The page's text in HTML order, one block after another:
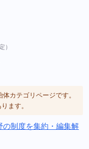
）
カテゴリページです。
ます。
制度を集約・編集解